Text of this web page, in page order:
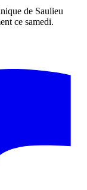
de Saulieu
ce samedi.